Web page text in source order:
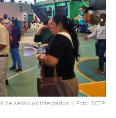
de servicios integrados. / Foto: SCEP.